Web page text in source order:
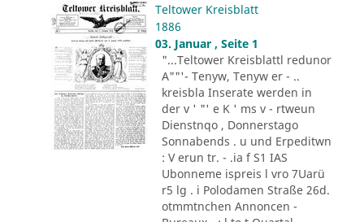
Teltower Kreisblatt
1886
03. Januar , Seite 1
"...Teltower Kreisblattl redunor
A""'- Tenyw, Tenyw er - ..
kreisbla Inserate werden in
der v ' "' e K ' ms v - rtweun
Dienstnqo , Donnerstago
Sonnabends . u und Erpeditwn
: V erun tr. - .ia f S1 IAS
Ubonneme ispreis l vro 7Uarü
r5 lg . i Polodamen Straße 26d.
otmmtnchen Annoncen -